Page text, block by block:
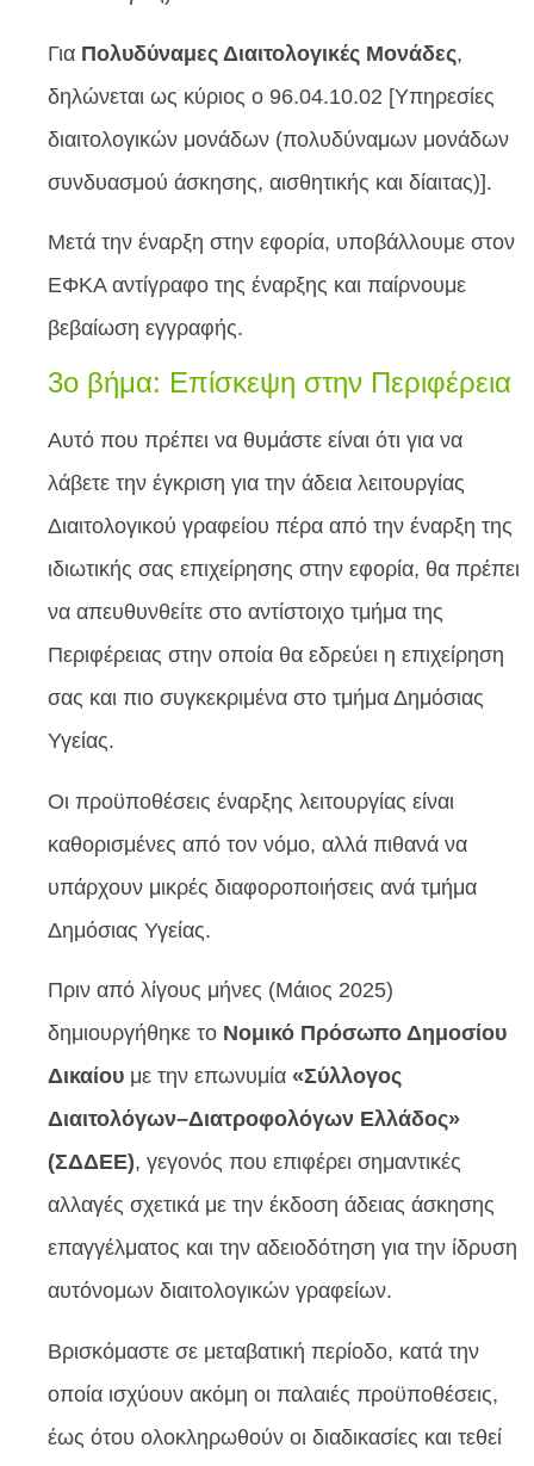
Για Πολυδύναμες Διαιτολογικές Μονάδες,
δηλώνεται ως κύριος ο 96.04.10.02 [Υπηρεσίες
διαιτολογικών μονάδων (πολυδύναμων μονάδων
συνδυασμού άσκησης, αισθητικής και δίαιτας)].
Μετά την έναρξη στην εφορία, υποβάλλουμε στον
ΕΦΚΑ αντίγραφο της έναρξης και παίρνουμε
βεβαίωση εγγραφής.
3ο βήμα: Επίσκεψη στην Περιφέρεια
Αυτό που πρέπει να θυμάστε είναι ότι για να
λάβετε την έγκριση για την άδεια λειτουργίας
Διαιτολογικού γραφείου πέρα από την έναρξη της
ιδιωτικής σας επιχείρησης στην εφορία, θα πρέπει
να απευθυνθείτε στο αντίστοιχο τμήμα της
Περιφέρειας στην οποία θα εδρεύει η επιχείρηση
σας και πιο συγκεκριμένα στο τμήμα Δημόσιας
Υγείας.
Οι προϋποθέσεις έναρξης λειτουργίας είναι
καθορισμένες από τον νόμο, αλλά πιθανά να
υπάρχουν μικρές διαφοροποιήσεις ανά τμήμα
Δημόσιας Υγείας.
Πριν από λίγους μήνες (Μάιος 2025)
δημιουργήθηκε το Νομικό Πρόσωπο Δημοσίου
Δικαίου με την επωνυμία «Σύλλογος
Διαιτολόγων–Διατροφολόγων Ελλάδος»
(ΣΔΔΕΕ), γεγονός που επιφέρει σημαντικές
αλλαγές σχετικά με την έκδοση άδειας άσκησης
επαγγέλματος και την αδειοδότηση για την ίδρυση
αυτόνομων διαιτολογικών γραφείων.
Βρισκόμαστε σε μεταβατική περίοδο, κατά την
οποία ισχύουν ακόμη οι παλαιές προϋποθέσεις,
έως ότου ολοκληρωθούν οι διαδικασίες και τεθεί